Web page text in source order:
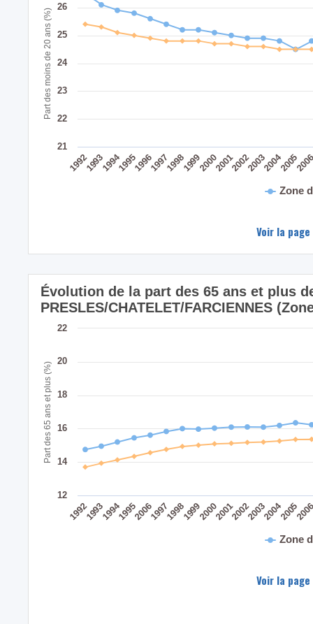
Part des moins de 20 ans (%)
Zone
19921993199419951996199719981999200020012002200320042005
21
22
23
24
25
26
Voir la
Part des 65 ans et plus (%)
Évolution de la part des 65 ans et plus
PRESLES/CHATELET/FARCIENNES
Zone
19921993199419952006199719981999200020012002200320042005
12
14
16
18
20
22
Voir la